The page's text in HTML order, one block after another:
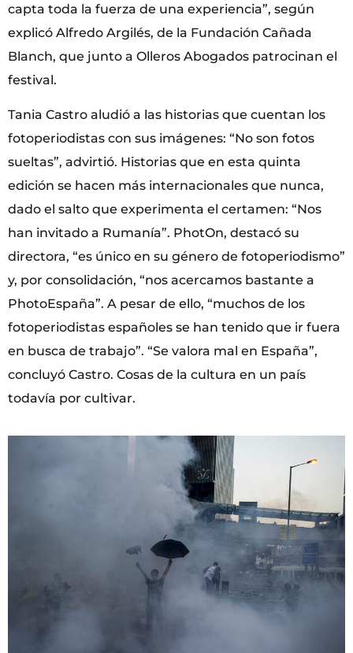
capta toda la fuerza de una experiencia”, según
explicó Alfredo Argilés, de la Fundación Cañada
Blanch, que junto a Olleros Abogados patrocinan el
festival.
Tania Castro aludió a las historias que cuentan los
fotoperiodistas con sus imágenes: “No son fotos
sueltas”, advirtió. Historias que en esta quinta
edición se hacen más internacionales que nunca,
dado el salto que experimenta el certamen: “Nos
han invitado a Rumanía”. PhotOn, destacó su
directora, “es único en su género de fotoperiodismo”
y, por consolidación, “nos acercamos bastante a
PhotoEspaña”. A pesar de ello, “muchos de los
fotoperiodistas españoles se han tenido que ir fuera
en busca de trabajo”. “Se valora mal en España”,
concluyó Castro. Cosas de la cultura en un país
todavía por cultivar.